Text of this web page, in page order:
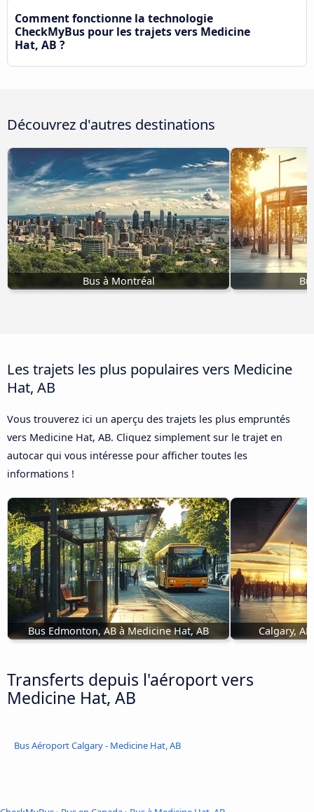
Comment fonctionne la technologie
CheckMyBus pour les trajets vers Medicine
Hat, AB ?
Découvrez d'autres destinations
Bus à Montréal
Les trajets les plus populaires vers Medicine
Hat, AB
Vous trouverez ici un aperçu des trajets les plus empruntés
vers Medicine Hat, AB. Cliquez simplement sur le trajet en
autocar qui vous intéresse pour afficher toutes les
informations !
Bus Edmonton, AB à Medicine Hat, AB Calgary,
Transferts depuis l'aéroport vers
Medicine Hat, AB
Bus Aéroport Calgary - Medicine Hat, AB